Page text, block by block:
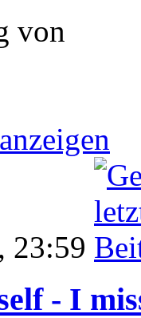
von
23:59
- I